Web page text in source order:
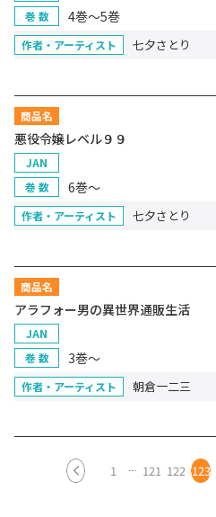
巻 数
4巻～5巻
作者・アーティスト 七夕さとり
商品名
悪役令嬢レベル９９
JAN
巻 数
6巻～
作者・アーティスト 七夕さとり
商品名
アラフォー男の異世界通販生活
JAN
巻 数
3巻～
作者・アーティスト 朝倉一二三
1 121 122 123